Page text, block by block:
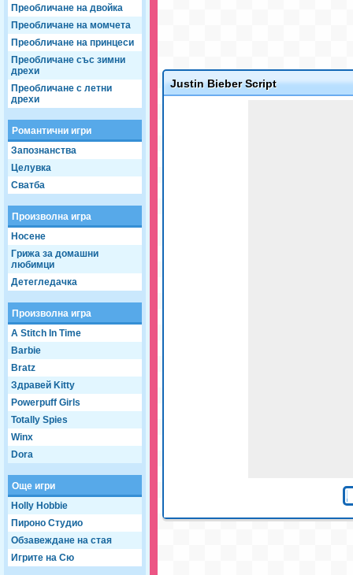
Преобличане на двойка
Преобличане на момчета
Преобличане на принцеси
Преобличане със зимни
дрехи
Преобличане с летни
дрехи
Романтични игри
Запознанства
Целувка
Сватба
Произволна игра
Носене
Грижа за домашни
любимци
Детегледачка
Произволна игра
A Stitch In Time
Barbie
Bratz
Здравей Kitty
Powerpuff Girls
Totally Spies
Winx
Dora
Още игри
Holly Hobbie
Пироно Студио
Обзавеждане на стая
Игрите на Сю
Justin Bieber Script